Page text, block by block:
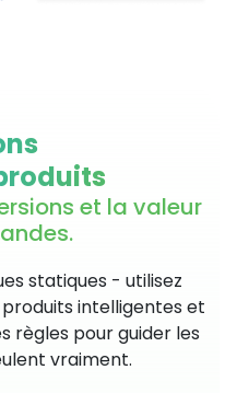
et la valeur
statiques - utilisez
intelligentes et
règles pour guider les
vraiment.